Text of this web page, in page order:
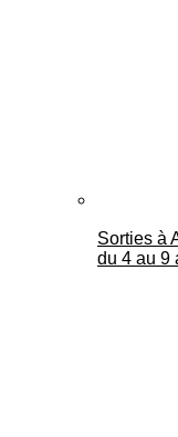
Sorties à
du 4 au 9